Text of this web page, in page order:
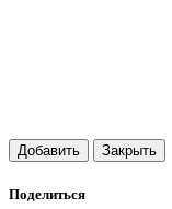
Добавить Закрыть
Поделиться